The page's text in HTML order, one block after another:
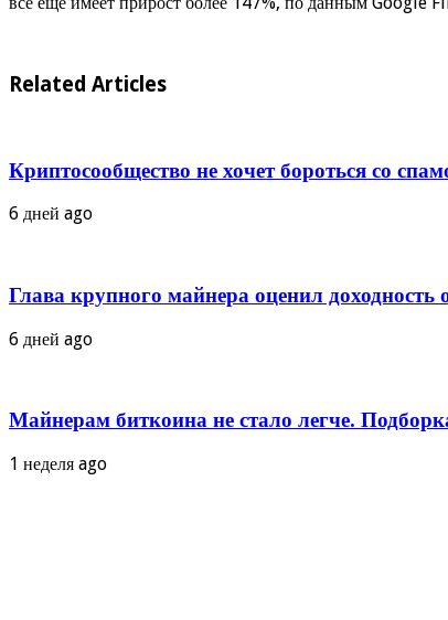
Related Articles
Криптосообщество не хочет бороться со
6 дней ago
Глава крупного майнера оценил
6 дней ago
Майнерам биткоина не стало легче.
1 неделя ago